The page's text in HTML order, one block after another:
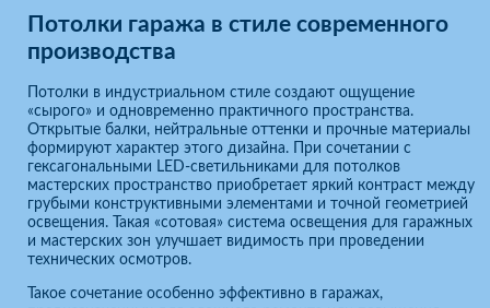
Потолки гаража в стиле современного
производства
Потолки в индустриальном стиле создают ощущение
«сырого» и одновременно практичного пространства.
Открытые балки, нейтральные оттенки и прочные материалы
формируют характер этого дизайна. При сочетании с
гексагональными LED-светильниками для потолков
мастерских пространство приобретает яркий контраст между
грубыми конструктивными элементами и точной геометрией
освещения. Такая «сотовая» система освещения для гаражных
и мастерских зон улучшает видимость при проведении
технических осмотров.
Такое сочетание особенно эффективно в гаражах,